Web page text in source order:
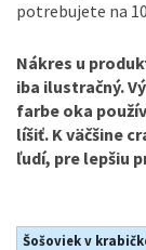
potrebujete na
Nákres u
iba ilustračný.
farbe oka
líšiť. K väčšine
ľudí, pre lepšiu
Šošoviek v